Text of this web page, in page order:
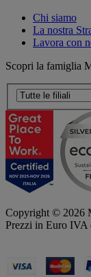
Chi siamo
La nostra
Lavora con
Scopri la famiglia
Copyright © 2026
Prezzi in Euro IVA